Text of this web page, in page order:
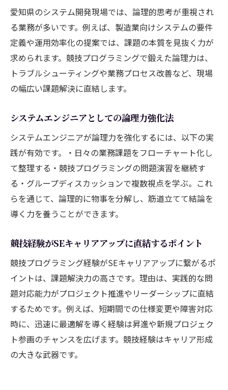
愛知県のシステム開発現場では、論理的思考が重視され
る業務が多いです。例えば、製造業向けシステムの要件
定義や運用効率化の提案では、課題の本質を見抜く力が
求められます。競技プログラミングで鍛えた論理力は、
トラブルシューティングや業務プロセス改善など、現場
の幅広い課題解決に直結します。
システムエンジニアとしての論理力強化法
システムエンジニアが論理力を強化するには、以下の実
践が有効です。・日々の業務課題をフローチャート化し
て整理する・競技プログラミングの問題演習を継続す
る・グループディスカッションで複数視点を学ぶ。これ
らを通じて、論理的に物事を分解し、筋道立てて結論を
導く力を養うことができます。
競技経験がSEキャリアアップに直結するポイント
競技プログラミング経験がSEキャリアアップに繋がるポ
イントは、課題解決力の高さです。理由は、実践的な問
題対応能力がプロジェクト推進やリーダーシップに直結
するためです。例えば、短期間での仕様変更や障害対応
時に、迅速に最適解を導く経験は昇進や新規プロジェク
ト参画のチャンスを広げます。競技経験はキャリア形成
の大きな武器です。